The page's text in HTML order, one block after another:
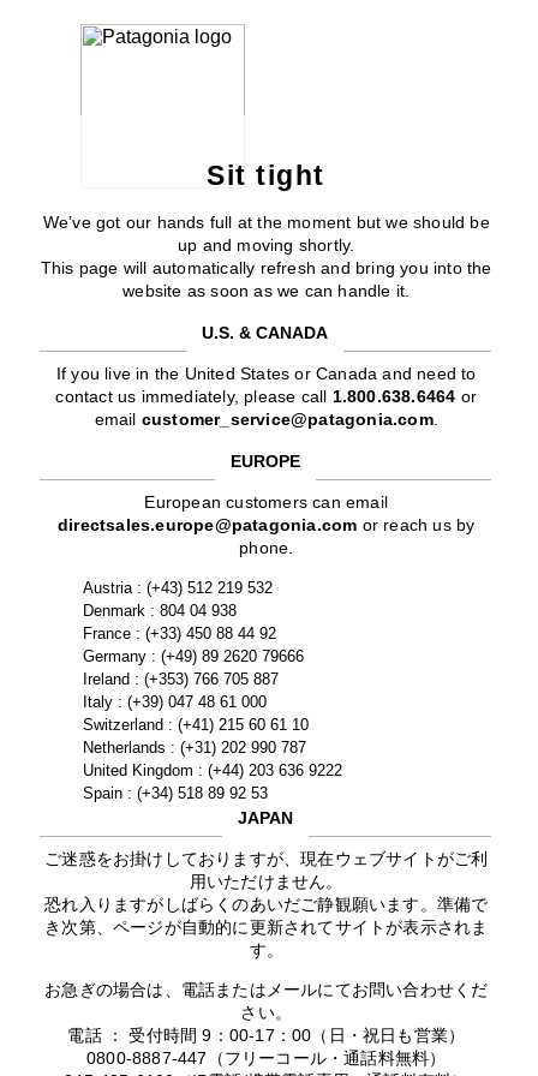
Sit tight
We’ve got our hands full at the moment but we should be
up and moving shortly.
This page will automatically refresh and bring you into the
website as soon as we can handle it.
U.S. & CANADA
If you live in the United States or Canada and need to
contact us immediately, please call 1.800.638.6464 or
email customer_service@patagonia.com.
EUROPE
European customers can email
directsales.europe@patagonia.com or reach us by
phone.
Austria : (+43) 512 219 532
Denmark : 804 04 938
France : (+33) 450 88 44 92
Germany : (+49) 89 2620 79666
Ireland : (+353) 766 705 887
Italy : (+39) 047 48 61 000
Switzerland : (+41) 215 60 61 10
Netherlands : (+31) 202 990 787
United Kingdom : (+44) 203 636 9222
Spain : (+34) 518 89 92 53
JAPAN
ご迷惑をお掛けしておりますが、現在ウェブサイトがご利
用いただけません。
恐れ入りますがしばらくのあいだご静観願います。準備で
き次第、ページが自動的に更新されてサイトが表示されま
す。
お急ぎの場合は、電話またはメールにてお問い合わせくだ
さい。
電話 ： 受付時間 9：00-17：00（日・祝日も営業）
0800-8887-447（フリーコール・通話料無料）